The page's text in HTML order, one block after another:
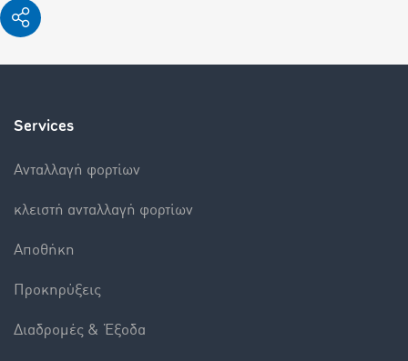
Services
Aνταλλαγή φορτίων
κλειστή ανταλλαγή φορτίων
Αποθήκη
Προκηρύξεις
Διαδρομές & Έξοδα